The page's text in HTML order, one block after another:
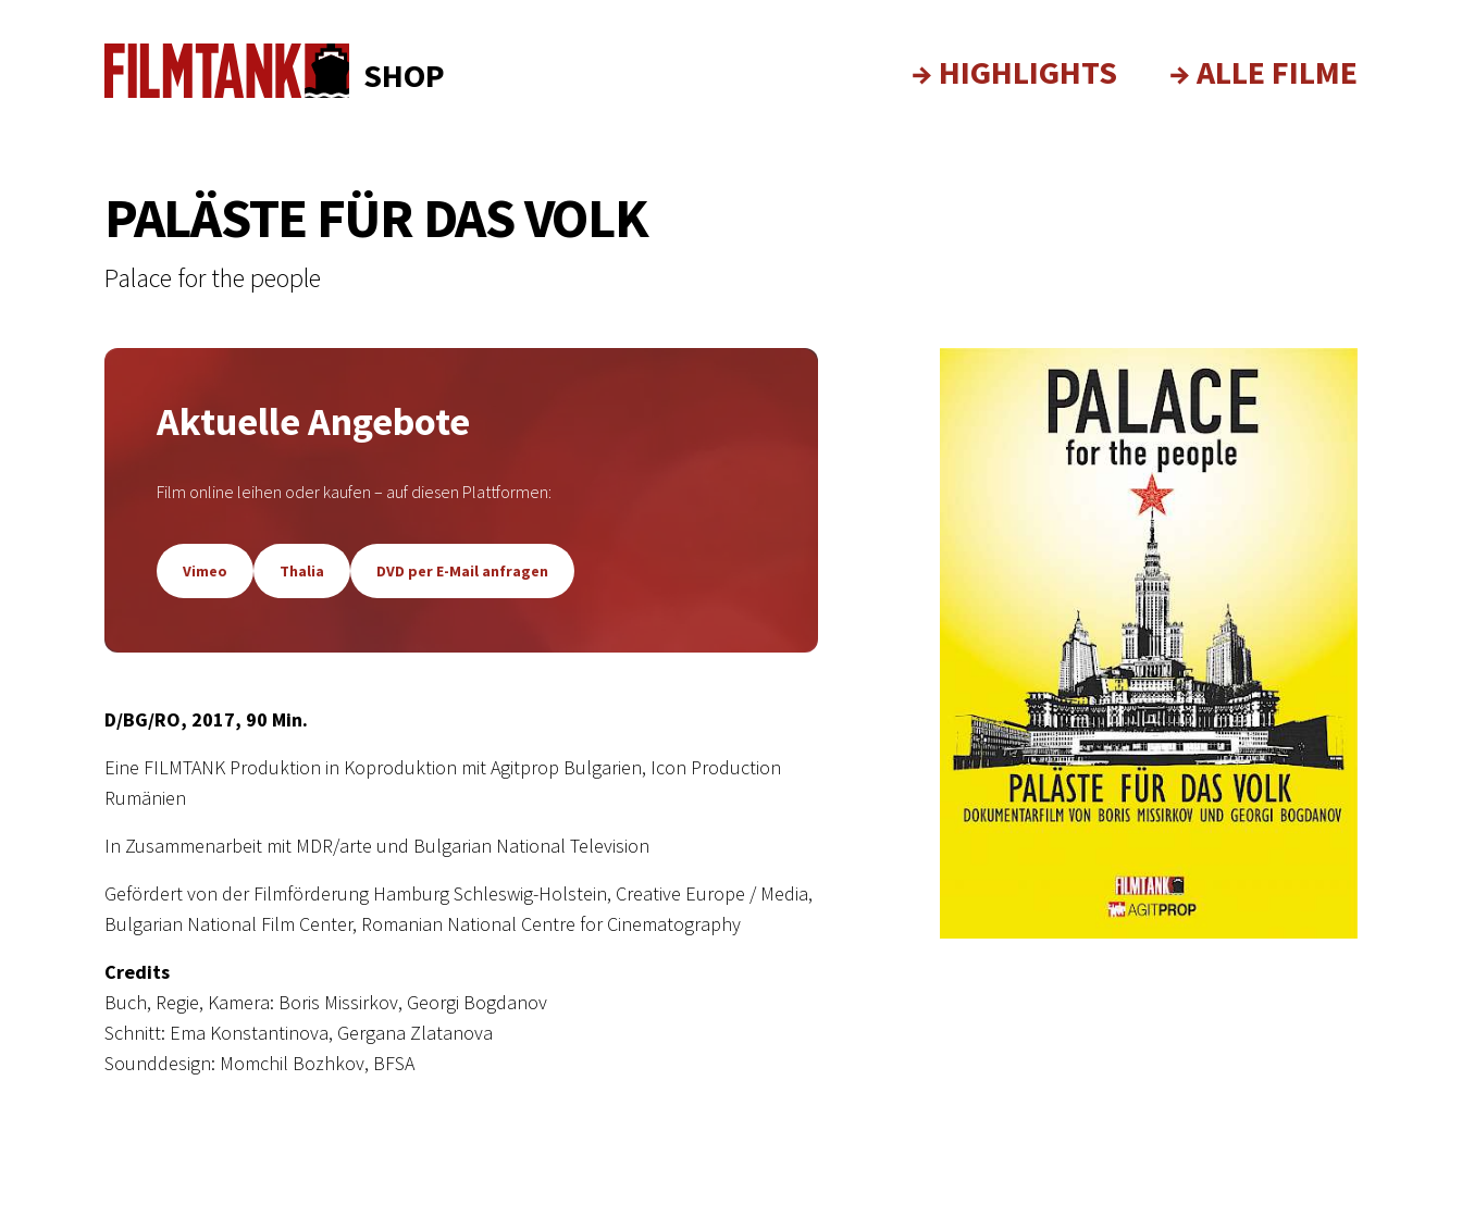
FILMTANK SHOP> SHOP → HIGHLIGHTS → ALLE FILME
PALÄSTE FÜR DAS VOLK
Palace for the people
Aktuelle Angebote
Film online leihen oder kaufen – auf diesen Plattformen:
Vimeo , opens a new browser tab
Thalia , opens a new browser tab
DVD per E-Mail anfragen
D/BG/RO, 2017, 90 Min.
Eine FILMTANK Produktion in Koproduktion mit Agitprop Bulgarien, Icon Production
Rumänien
In Zusammenarbeit mit MDR/arte und Bulgarian National Television
Gefördert von der Filmförderung Hamburg Schleswig-Holstein, Creative Europe / Media,
Bulgarian National Film Center, Romanian National Centre for Cinematography
Credits
Buch, Regie, Kamera: Boris Missirkov, Georgi Bogdanov
Schnitt: Ema Konstantinova, Gergana Zlatanova
Sounddesign: Momchil Bozhkov, BFSA